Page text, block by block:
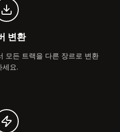
변환
모든 트랙을 다른 장르로 변환
세요.